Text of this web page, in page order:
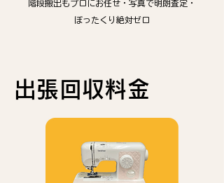
階段搬出もプロにお任せ・写真で明朗査定・
ぼったくり絶対ゼロ
出張回収料金